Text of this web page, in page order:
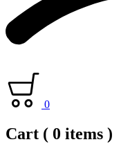
0
Cart ( 0 items )